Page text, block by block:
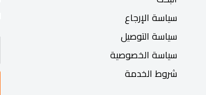
سياسة الإرجاع
سياسة التوصيل
سياسة الخصوصية
شروط الخدمة